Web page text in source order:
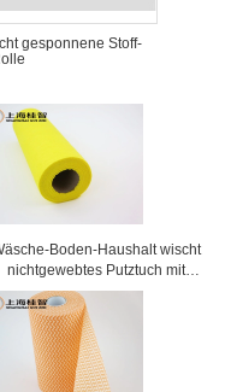
gesponnene Stoff-
Boden-Haushalt wischt
nichtgewebtes Putztuch mit
Blumenkasten ab